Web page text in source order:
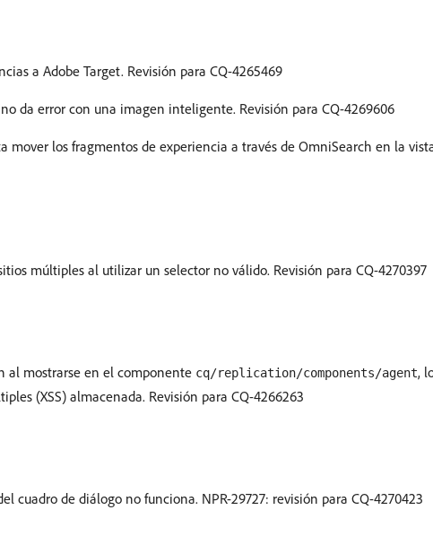
a Adobe Target. Revisión para CQ-4265469
da error con una imagen inteligente. Revisión para CQ-4269606
los fragmentos de experiencia a través de OmniSearch en la
múltiples al utilizar un selector no válido. Revisión para CQ-4270397
al mostrarse en el componente cq/replication/components/agent,
(XSS) almacenada. Revisión para CQ-4266263
cuadro de diálogo no funciona. NPR-29727: revisión para CQ-4270423